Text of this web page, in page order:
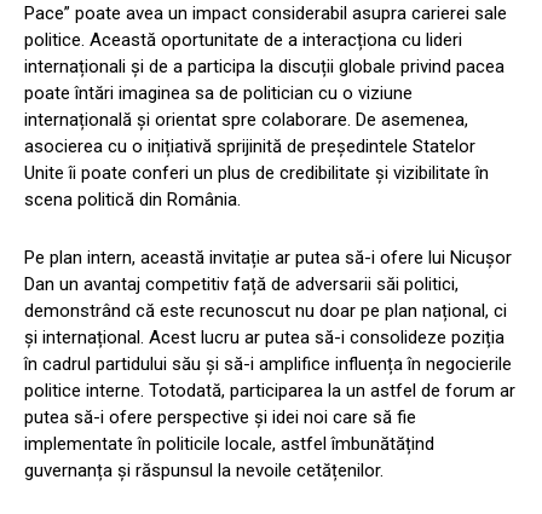
Pace” poate avea un impact considerabil asupra carierei sale
politice. Această oportunitate de a interacționa cu lideri
internaționali și de a participa la discuții globale privind pacea
poate întări imaginea sa de politician cu o viziune
internațională și orientat spre colaborare. De asemenea,
asocierea cu o inițiativă sprijinită de președintele Statelor
Unite îi poate conferi un plus de credibilitate și vizibilitate în
scena politică din România.
Pe plan intern, această invitație ar putea să-i ofere lui Nicușor
Dan un avantaj competitiv față de adversarii săi politici,
demonstrând că este recunoscut nu doar pe plan național, ci
și internațional. Acest lucru ar putea să-i consolideze poziția
în cadrul partidului său și să-i amplifice influența în negocierile
politice interne. Totodată, participarea la un astfel de forum ar
putea să-i ofere perspective și idei noi care să fie
implementate în politicile locale, astfel îmbunătățind
guvernanța și răspunsul la nevoile cetățenilor.